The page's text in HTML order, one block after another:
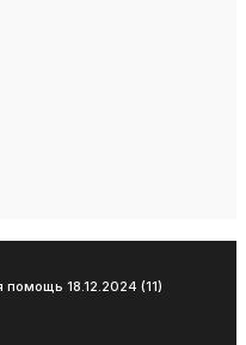
помощь 18.12.2024 (11)